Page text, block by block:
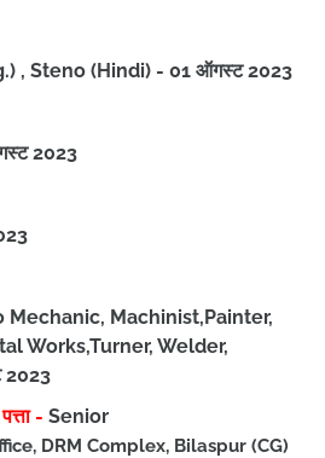
, Steno (Hindi) - 01 ऑगस्ट 2023
2023
Mechanic, Machinist,Painter,
Works,Turner, Welder,
2023
- Senior
DRM Complex, Bilaspur (CG)